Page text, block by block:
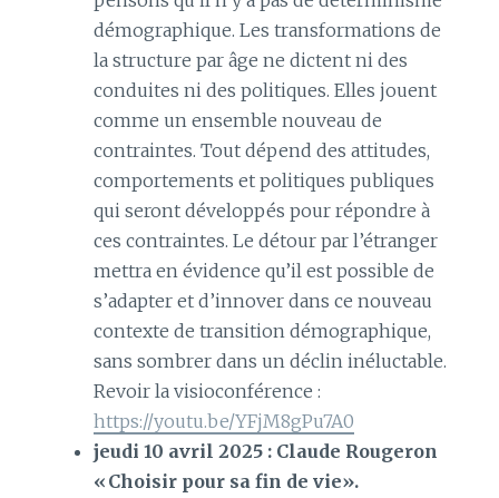
démographique. Les transformations de
la structure par âge ne dictent ni des
conduites ni des politiques. Elles jouent
comme un ensemble nouveau de
contraintes. Tout dépend des attitudes,
comportements et politiques publiques
qui seront développés pour répondre à
ces contraintes. Le détour par l’étranger
mettra en évidence qu’il est possible de
s’adapter et d’innover dans ce nouveau
contexte de transition démographique,
sans sombrer dans un déclin inéluctable.
Revoir la visioconférence :
https://youtu.be/YFjM8gPu7A0
jeudi 10 avril 2025 : Claude Rougeron
« Choisir pour sa fin de vie».